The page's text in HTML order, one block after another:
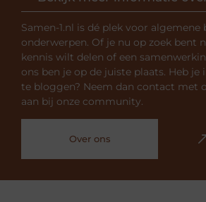
Samen-1.nl is dé plek voor
onderwerpen. Of je nu op zoek bent
kennis wilt delen of een
ons ben je op de juiste plaats. Heb je
te bloggen? Neem dan contact met
aan bij onze community.
Over ons